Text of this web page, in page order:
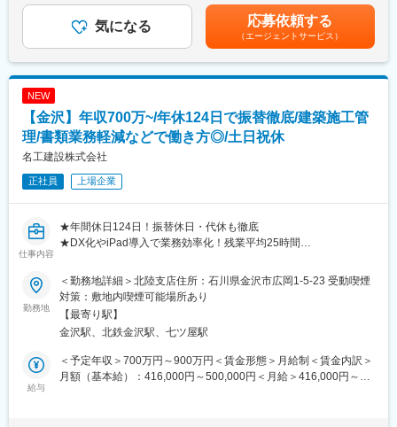
系。駐車場完備・マイカー通勤可です。
等を展開。お客様と一緒に理想の住まいを創り上げ、自分自身の
変更の範囲：会社の定める業務
・金融機関から紹介を受けた顧客の資産状況・課題の把握
・「Aシェア」の立地、収益性、管理方法などの商品説明
・資産運用や相続対策の目的に応じた購入プランの提案
■提案いただく商品について：
「Aシェア」は、都心の物件を1口100万円、5口・10口から保有
できる商品です。対象は東京主要5区、名古屋・栄、京都、大阪・
少性、低い空室率、管理コストを抑えやすい規模、売却後の一括
ます。
顧客を探し回るのではなく、金融機関や既存顧客からの紹介に対
し、求められる商材を提案できます。
■評価・インセンティブについて：
が目標の目安です。成果は固定給の昇格、賞与、インセンティブ
へ反映。
有＜給与補足＞■賞与：年2回（6月・12月）■固定残業代制 超過
分別途支給《変動給について補足》固定給に加え下記変動給（イ
ンセンティブ・歩合給・賞与）が追加で支給されるイメージで
す。・下限想定：年間100万円程・同ポジションの平均値：年間
200万円程・成果を創出した場合：年間450万円程賃金はあくまで
月給(月額)は固定手当を含めた表記です。
気になる 応募依頼する
（エージェントサービス）
NEW
【金沢】年収700万~/年休124日で振替徹底/建築施工管
理/書類業務軽減などで働き方◎/土日祝休
名工建設株式会社
正社員 上場企業
仕事内容
★年間休日124日！振替休日・代休も徹底
★DX化やiPad導入で業務効率化！残業平均25時間
■業務内容：
鉄道系建築の他、マンションやリゾート施設・工場、そして大規
模な公共建築物にいたるまでの施工管理をお任せ致します
《案件》
JR東海の鉄道施設から官公庁・学校法人・民間など幅広い工事実
績があります。金額規模では数十億単位の案件もあり、施工管理
として高い技術を身に着けられます。駅の高架化などは当社の建
勤務地
＜勤務地詳細＞北陸支店住所：石川県金沢市広岡1-5-23 受動喫煙
対策：敷地内喫煙可能場所あり
【最寄り駅】
金沢駅、北鉄金沢駅、七ツ屋駅
給与
＜予定年収＞700万円～900万円＜賃金形態＞月給制＜賃金内訳＞
月額（基本給）：416,000円～500,000円＜月給＞416,000円～